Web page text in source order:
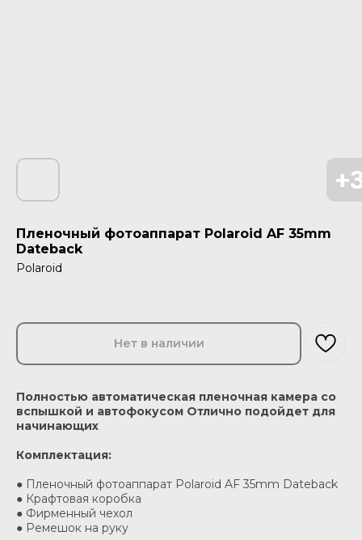
Пленочный фотоаппарат Polaroid AF 35mm
Dateback
Polaroid
Нет в наличии
Полностью автоматическая пленочная камера со
вспышкой и автофокусом Отлично подойдет для
начинающих
Комплектация:
● Пленочный фотоаппарат Polaroid AF 35mm Dateback
● Крафтовая коробка
● Фирменный чехол
● Ремешок на руку